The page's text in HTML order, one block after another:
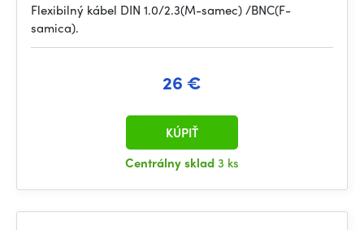
Flexibilný kábel DIN 1.0/2.3(M-samec) /BNC(F-
samica).
26 €
Centrálny sklad3 ks
KÚPIŤ